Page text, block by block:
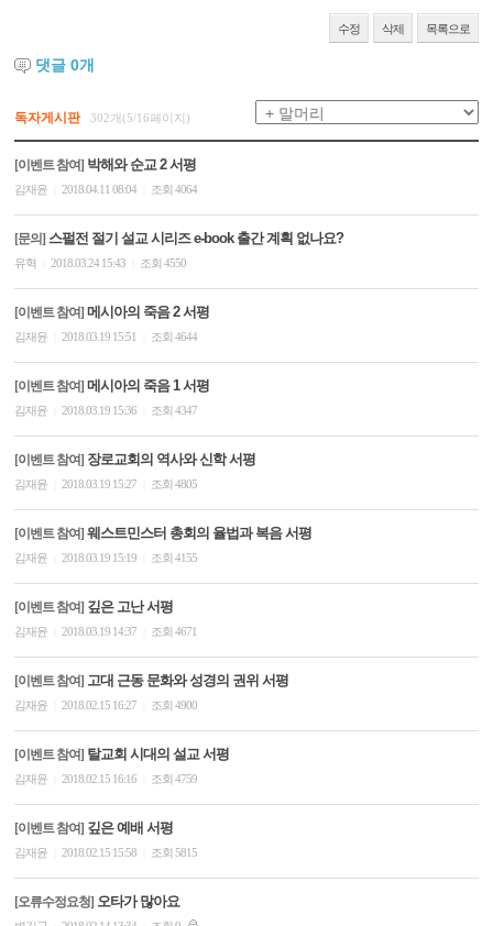
수정 삭제 목록으로
댓글0개
독자게시판 302개(5/16페이지)
[이벤트 참여] 박해와 순교 2 서평
김재윤 2018.04.11 08:04 조회 4064
[문의] 스펄전 절기 설교 시리즈 e-book 출간 계획 없나요?
유혁 2018.03.24 15:43 조회 4550
[이벤트 참여] 메시아의 죽음 2 서평
김재윤 2018.03.19 15:51 조회 4644
[이벤트 참여] 메시아의 죽음 1 서평
김재윤 2018.03.19 15:36 조회 4347
[이벤트 참여] 장로교회의 역사와 신학 서평
김재윤 2018.03.19 15:27 조회 4805
[이벤트 참여] 웨스트민스터 총회의 율법과 복음 서평
김재윤 2018.03.19 15:19 조회 4155
[이벤트 참여] 깊은 고난 서평
김재윤 2018.03.19 14:37 조회 4671
[이벤트 참여] 고대 근동 문화와 성경의 권위 서평
김재윤 2018.02.15 16:27 조회 4900
[이벤트 참여] 탈교회 시대의 설교 서평
김재윤 2018.02.15 16:16 조회 4759
[이벤트 참여] 깊은 예배 서평
김재윤 2018.02.15 15:58 조회 5815
[오류수정요청] 오타가 많아요